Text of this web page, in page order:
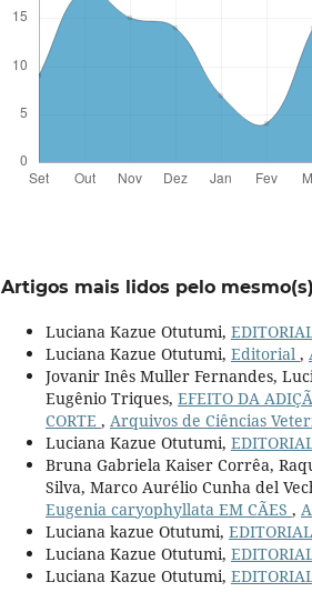
Artigos mais lidos pelo
Luciana Kazue Otutumi,
Luciana Kazue Otutumi, Editorial ,
Jovanir Inês Muller Fernandes,
Eugênio Triques, EFEITO DA
CORTE , Arquivos de Ciências
Luciana Kazue Otutumi,
Bruna Gabriela Kaiser Corrêa,
Silva, Marco Aurélio Cunha del
Eugenia caryophyllata EM CÃES ,
Luciana kazue Otutumi, EDITORIAL
Luciana Kazue Otutumi,
Luciana Kazue Otutumi,